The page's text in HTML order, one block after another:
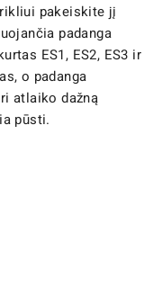
pakeiskite jį
padanga
ES1, ES2, ES3 ir
o padanga
atlaiko dažną
pūsti.